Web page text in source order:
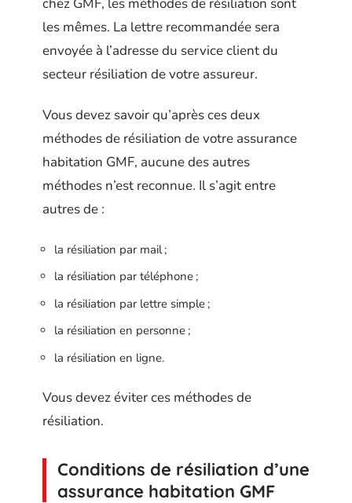
les mêmes. La lettre recommandée sera
envoyée à l’adresse du service client du
secteur résiliation de votre assureur.
Vous devez savoir qu’après ces deux
méthodes de résiliation de votre assurance
habitation GMF, aucune des autres
méthodes n’est reconnue. Il s’agit entre
autres de :
la résiliation par mail ;
la résiliation par téléphone ;
la résiliation par lettre simple ;
la résiliation en personne ;
la résiliation en ligne.
Vous devez éviter ces méthodes de
résiliation.
Conditions de résiliation d’une
assurance habitation GMF